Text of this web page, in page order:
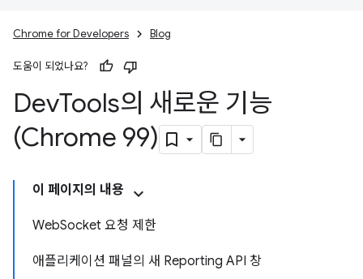
Chrome for Developers Blog
도움이 되었나요?
DevTools의 새로운 기능
(Chrome 99)
이 페이지의 내용
WebSocket 요청 제한
애플리케이션 패널의 새 Reporting API 창